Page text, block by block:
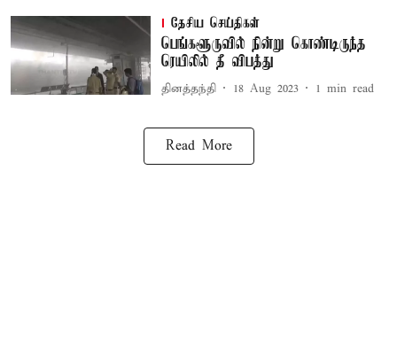
தேசிய செய்திகள்
பெங்களூருவில் நின்று கொண்டிருந்த
ரெயிலில் தீ விபத்து
தினத்தந்தி 18 Aug 2023 1 min read
Read More